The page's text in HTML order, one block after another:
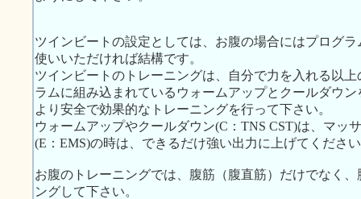
ツインビートの設定としては、お腹の場合にはプログ
使いいただければ結構です。
ツインビートのトレーニングは、自分で力を入れる以
ラムに組み込まれているウォームアップとクールダウ
より安全で効果的なトレーニングを行って下さい。
ウォームアップやクールダウン(C：TNS CST)は、マッ
(E：EMS)の時は、できるだけ強い出力に上げてくださ
お腹のトレーニングでは、腹筋（腹直筋）だけでなく
ングして下さい。